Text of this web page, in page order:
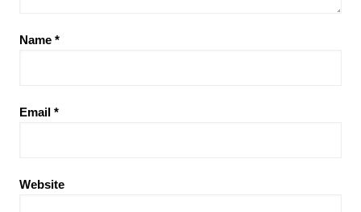
Name *
Email *
Website